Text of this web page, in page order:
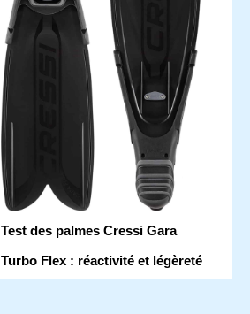
Test des palmes Cressi Gara
Turbo Flex : réactivité et légèreté